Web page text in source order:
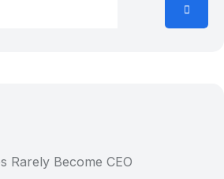
Rarely Become CEO